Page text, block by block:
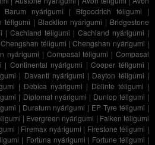
Barum nyárigumi | Bfgoodrich téligumi |
téligumi | Blacklion nyárigumi | Bridgestone
| Cachland téligumi | Cachland nyárigumi |
Chengshan téligumi |Chengshan nyárigumi |
nyárigumi | Compasal téligumi |Compasal
| Continental nyárigumi | Cooper téligumi |
| Davanti nyárigumi | Dayton téligumi |
| Debica nyárigumi | Delinte téligumi |
| Diplomat nyárigumi | Dunlop téligumi |
| Duraturn nyárigumi | EP Tyre téligumi |
| Evergreen nyárigumi | Falken téligumi
| Firemax nyárigumi | Firestone téligumi |
| Fortuna nyárigumi | Fortune téligumi |